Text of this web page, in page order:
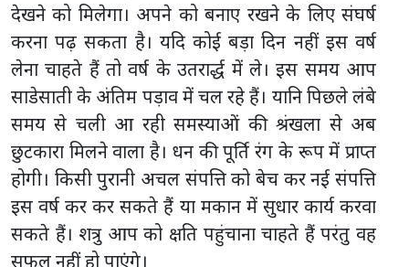
देखने को मिलेगा। अपने को बनाए रखने के लिए संघर्ष
करना पढ़ सकता है। यदि कोई बड़ा दिन नहीं इस वर्ष
लेना चाहते हैं तो वर्ष के उतरार्द्ध में ले। इस समय आप
साडेसाती के अंतिम पड़ाव में चल रहे हैं। यानि पिछले लंबे
समय से चली आ रही समस्याओं की श्रंखला से अब
छुटकारा मिलने वाला है। धन की पूर्ति रंग के रूप में प्राप्त
होगी। किसी पुरानी अचल संपत्ति को बेच कर नई संपत्ति
इस वर्ष कर कर सकते हैं या मकान में सुधार कार्य करवा
सकते हैं। शत्रु आप को क्षति पहुंचाना चाहते हैं परंतु वह
सफल नहीं हो पाएंगे।